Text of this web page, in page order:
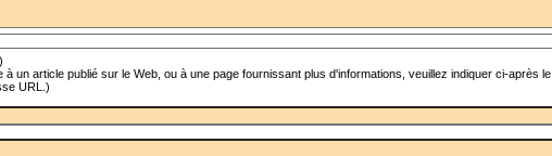
un article publié sur le Web, ou à une page fournissant plus d'informations, veuillez indiquer ci-après le
URL.)